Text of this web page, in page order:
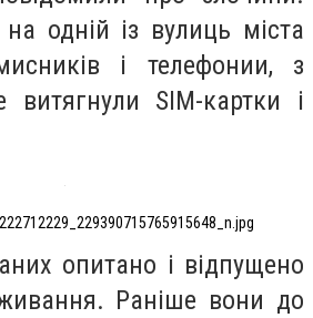
одній із вулиць міста
і телефонии, з
SIM-картки і
опитано і відпущено
Раніше вони до